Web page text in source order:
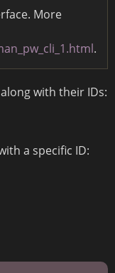
More
.
with their IDs:
a specific ID: